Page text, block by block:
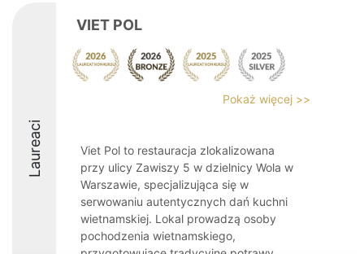
Laureaci
VIET POL
Pokaż więcej >>
Viet Pol to restauracja zlokalizowana
przy ulicy Zawiszy 5 w dzielnicy Wola w
Warszawie, specjalizująca się w
serwowaniu autentycznych dań kuchni
wietnamskiej. Lokal prowadzą osoby
pochodzenia wietnamskiego,